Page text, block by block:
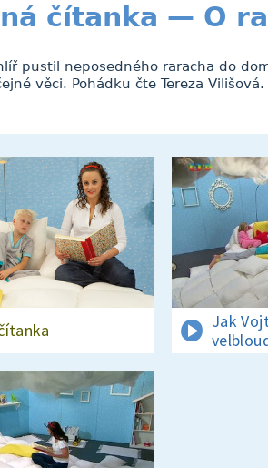
čítanka — O
pustil neposedného raracha do
věci. Pohádku čte Tereza Vilišová.
Jak